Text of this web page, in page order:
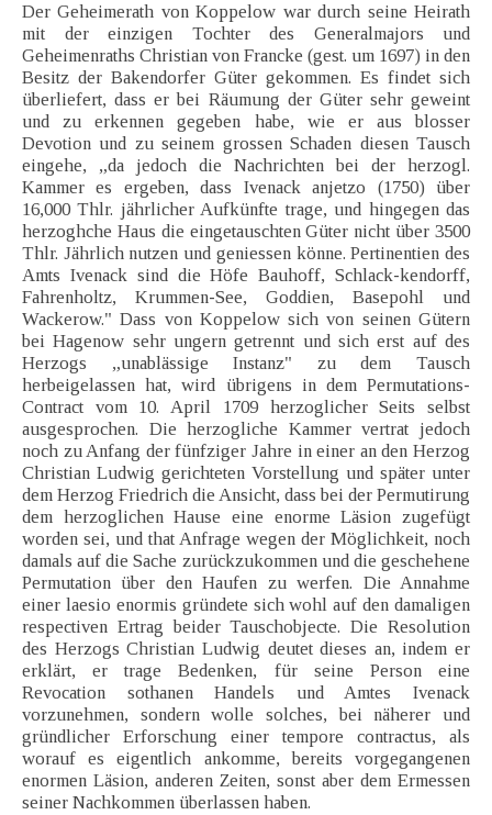
Der Geheimerath von Koppelow war durch seine Heirath
mit der einzigen Tochter des Generalmajors und
Geheimenraths Christian von Francke (gest. um 1697) in den
Besitz der Bakendorfer Güter gekommen. Es findet sich
überliefert, dass er bei Räumung der Güter sehr geweint
und zu erkennen gegeben habe, wie er aus blosser
Devotion und zu seinem grossen Schaden diesen Tausch
eingehe, „da jedoch die Nachrichten bei der herzogl.
Kammer es ergeben, dass Ivenack anjetzo (1750) über
16,000 Thlr. jährlicher Aufkünfte trage, und hingegen das
herzoghche Haus die eingetauschten Güter nicht über 3500
Thlr. Jährlich nutzen und geniessen könne. Pertinentien des
Amts Ivenack sind die Höfe Bauhoff, Schlack-kendorff,
Fahrenholtz, Krummen-See, Goddien, Basepohl und
Wackerow." Dass von Koppelow sich von seinen Gütern
bei Hagenow sehr ungern getrennt und sich erst auf des
Herzogs „unablässige Instanz" zu dem Tausch
herbeigelassen hat, wird übrigens in dem Permutations-
Contract vom 10. April 1709 herzoglicher Seits selbst
ausgesprochen. Die herzogliche Kammer vertrat jedoch
noch zu Anfang der fünfziger Jahre in einer an den Herzog
Christian Ludwig gerichteten Vorstellung und später unter
dem Herzog Friedrich die Ansicht, dass bei der Permutirung
dem herzoglichen Hause eine enorme Läsion zugefügt
worden sei, und that Anfrage wegen der Möglichkeit, noch
damals auf die Sache zurückzukommen und die geschehene
Permutation über den Haufen zu werfen. Die Annahme
einer laesio enormis gründete sich wohl auf den damaligen
respectiven Ertrag beider Tauschobjecte. Die Resolution
des Herzogs Christian Ludwig deutet dieses an, indem er
erklärt, er trage Bedenken, für seine Person eine
Revocation sothanen Handels und Amtes Ivenack
vorzunehmen, sondern wolle solches, bei näherer und
gründlicher Erforschung einer tempore contractus, als
worauf es eigentlich ankomme, bereits vorgegangenen
enormen Läsion, anderen Zeiten, sonst aber dem Ermessen
seiner Nachkommen überlassen haben.